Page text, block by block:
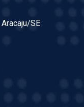
Aracaju/SE